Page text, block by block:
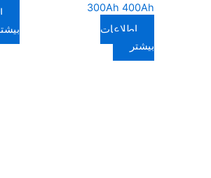
300Ah 400Ah
اطلاعات
بیشتر